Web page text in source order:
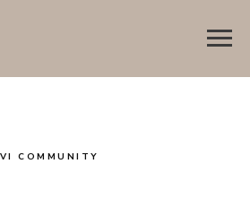
VI COMMUNITY